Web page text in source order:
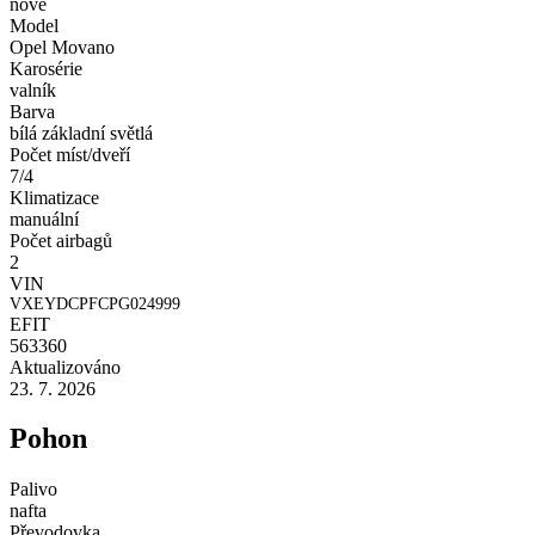
Model
Opel Movano
Karosérie
valník
Barva
bílá základní světlá
Počet míst/dveří
7/4
Klimatizace
manuální
Počet airbagů
2
VIN
VXEYDCPFCPG024999
EFIT
563360
Aktualizováno
23. 7. 2026
Pohon
Palivo
nafta